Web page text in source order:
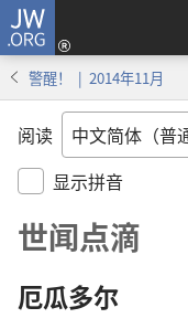
JW.ORG
警醒！ | 2014年11月
阅读
显示拼音
世闻点滴
厄瓜多尔